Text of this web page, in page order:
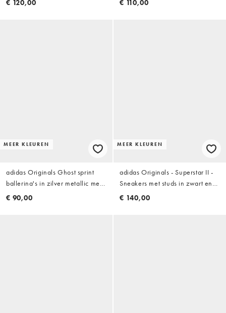
€ 120,00 € 110,00
MEER KLEUREN
adidas Originals Ghost sprint
ballerina's in zilver metallic met
gumzool
€ 90,00
MEER KLEUREN
adidas Originals - Superstar II -
Sneakers met studs in zwart en
zilver
€ 140,00